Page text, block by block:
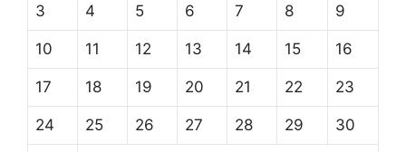
3 4 5 6 7 8 9
10 11 12 13 14 15 16
17 18 19 20 21 22 23
24 25 26 27 28 29 30